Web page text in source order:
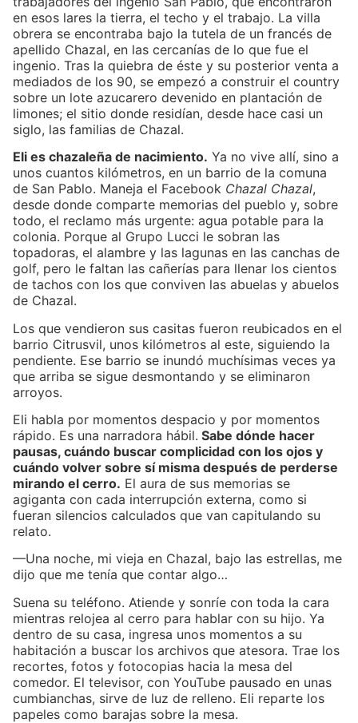
en esos lares la tierra, el techo y el trabajo. La villa
obrera se encontraba bajo la tutela de un francés de
apellido Chazal, en las cercanías de lo que fue el
ingenio. Tras la quiebra de éste y su posterior venta a
mediados de los 90, se empezó a construir el country
sobre un lote azucarero devenido en plantación de
limones; el sitio donde residían, desde hace casi un
siglo, las familias de Chazal.
Eli es chazaleña de nacimiento. Ya no vive allí, sino a
unos cuantos kilómetros, en un barrio de la comuna
de San Pablo. Maneja el Facebook Chazal Chazal,
desde donde comparte memorias del pueblo y, sobre
todo, el reclamo más urgente: agua potable para la
colonia. Porque al Grupo Lucci le sobran las
topadoras, el alambre y las lagunas en las canchas de
golf, pero le faltan las cañerías para llenar los cientos
de tachos con los que conviven las abuelas y abuelos
de Chazal.
Los que vendieron sus casitas fueron reubicados en el
barrio Citrusvil, unos kilómetros al este, siguiendo la
pendiente. Ese barrio se inundó muchísimas veces ya
que arriba se sigue desmontando y se eliminaron
arroyos.
Eli habla por momentos despacio y por momentos
rápido. Es una narradora hábil. Sabe dónde hacer
pausas, cuándo buscar complicidad con los ojos y
cuándo volver sobre sí misma después de perderse
mirando el cerro. El aura de sus memorias se
agiganta con cada interrupción externa, como si
fueran silencios calculados que van capitulando su
relato.
—Una noche, mi vieja en Chazal, bajo las estrellas, me
dijo que me tenía que contar algo…
Suena su teléfono. Atiende y sonríe con toda la cara
mientras relojea al cerro para hablar con su hijo. Ya
dentro de su casa, ingresa unos momentos a su
habitación a buscar los archivos que atesora. Trae los
recortes, fotos y fotocopias hacia la mesa del
comedor. El televisor, con YouTube pausado en unas
cumbianchas, sirve de luz de relleno. Eli reparte los
papeles como barajas sobre la mesa.